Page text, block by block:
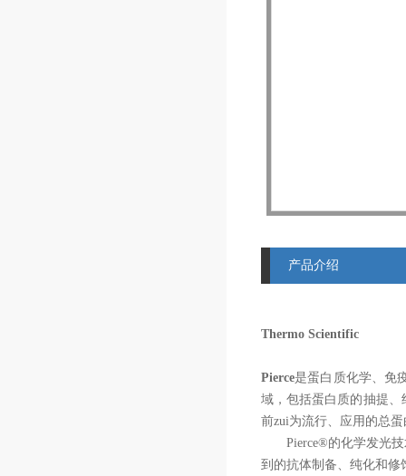
产品介绍
Thermo Scientific
Pierce是蛋白质化学、免
域，包括蛋白质的抽提
前zui为流行、应用的总
Pierce®的化学发光技
到的抗体制备、纯化和修